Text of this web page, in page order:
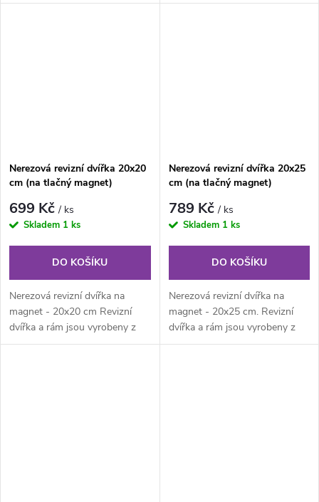
Nerezová revizní dvířka 20x20
cm (na tlačný magnet)
699 Kč/ ks
Skladem 1 ks
DO KOŠÍKU
Nerezová revizní dvířka na
magnet - 20x20 cm Revizní
dvířka a rám jsou vyrobeny z
nerezového plechu. Rám z
Nerezová revizní dvířka 20x25
cm (na tlačný magnet)
789 Kč/ ks
Skladem 1 ks
DO KOŠÍKU
Nerezová revizní dvířka na
magnet - 20x25 cm. Revizní
dvířka a rám jsou vyrobeny z
nerezového plechu. Rám z